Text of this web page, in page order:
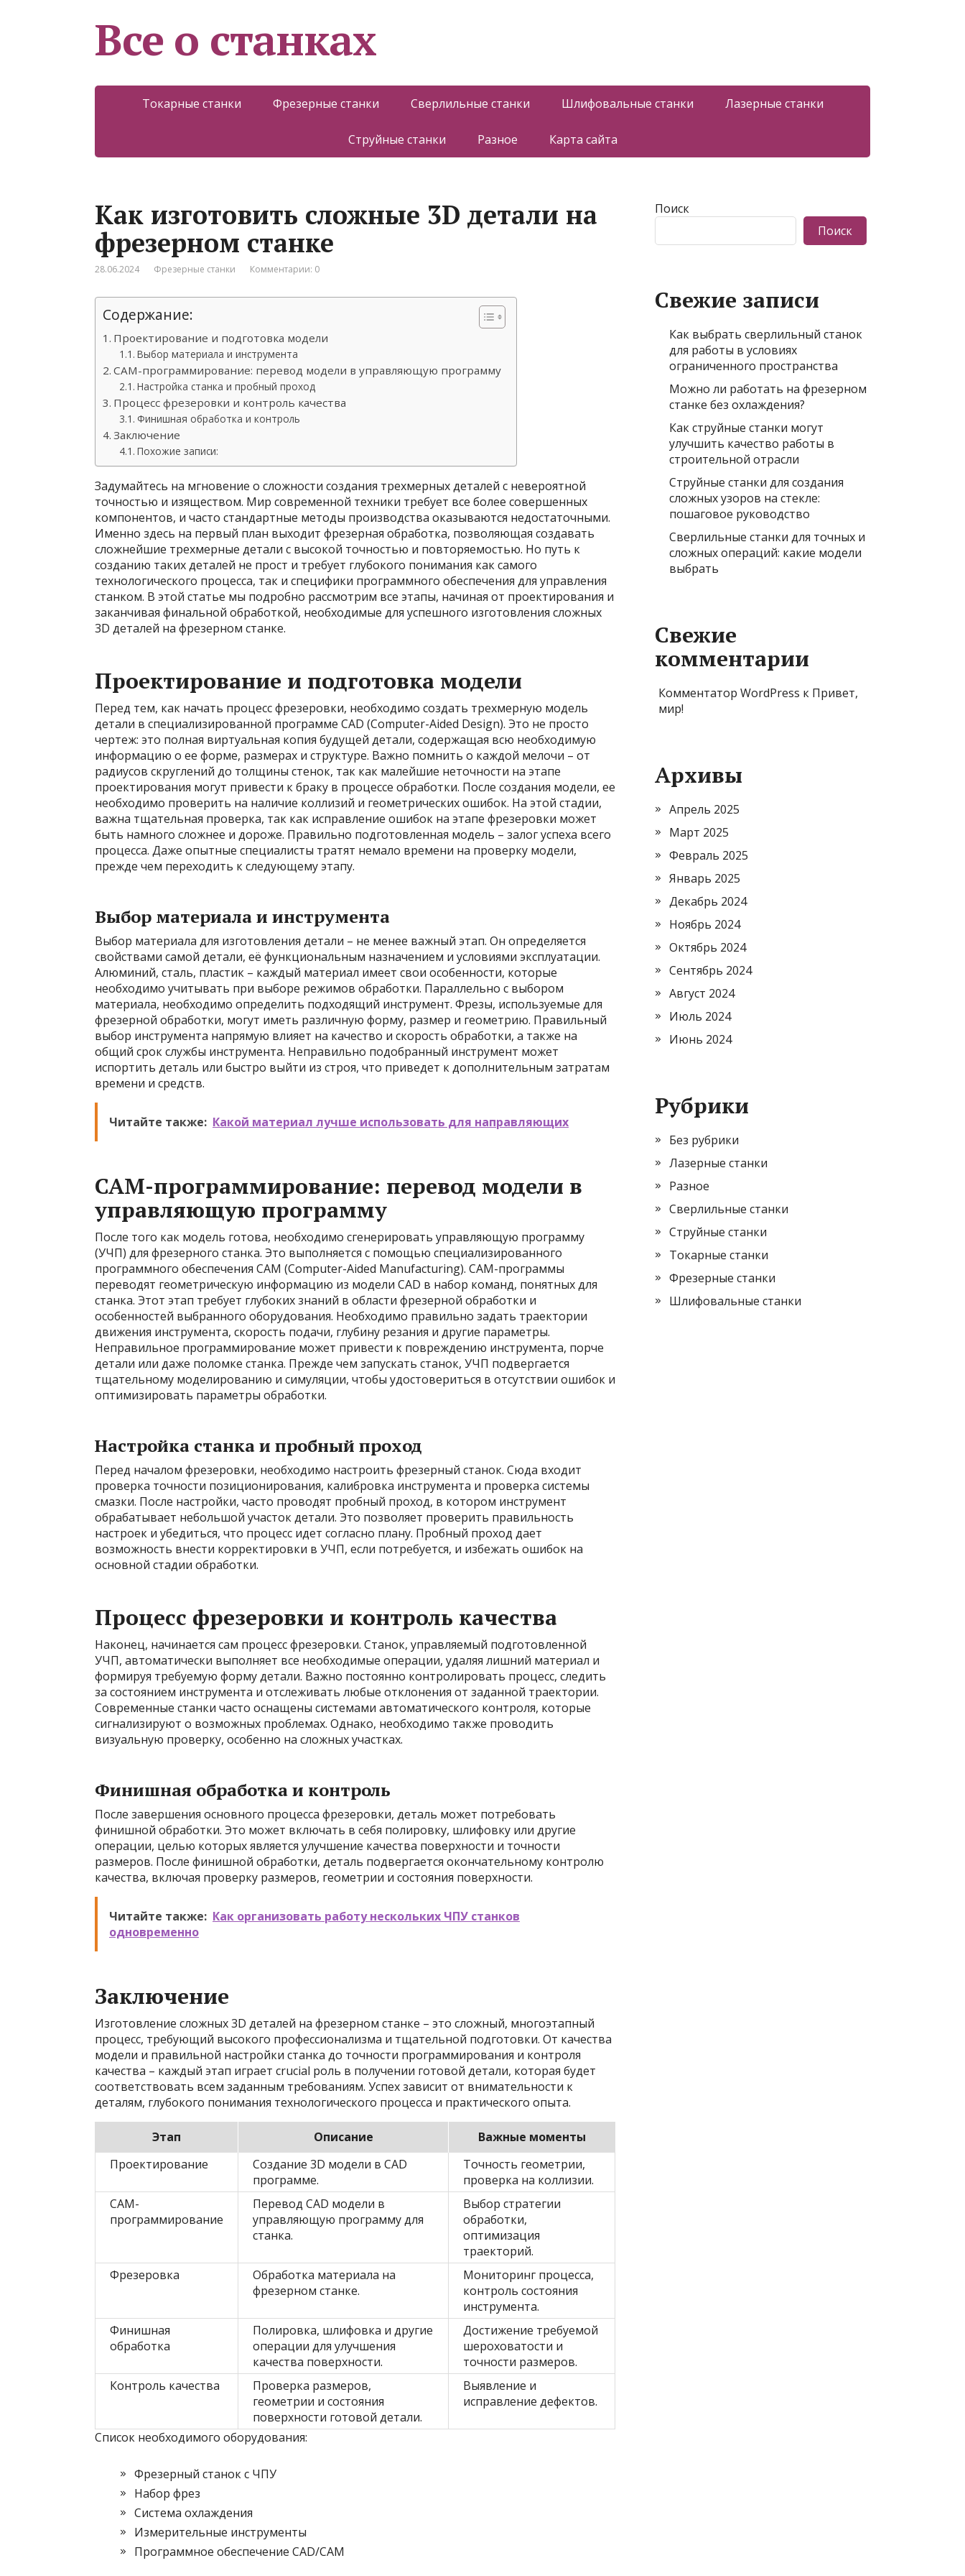
Все о станках
Токарные станки Фрезерные станки Сверлильные станки Шлифовальные станки Лазерные станки
Струйные станки Разное Карта сайта
Как изготовить сложные 3D детали на
фрезерном станке
28.06.2024 Фрезерные станки Комментарии: 0
Содержание:
Проектирование и подготовка модели
Выбор материала и инструмента
CAM-программирование: перевод модели в управляющую программу
Настройка станка и пробный проход
Процесс фрезеровки и контроль качества
Финишная обработка и контроль
Заключение
Похожие записи:
Задумайтесь на мгновение о сложности создания трехмерных деталей с невероятной
точностью и изяществом. Мир современной техники требует все более совершенных
компонентов, и часто стандартные методы производства оказываются недостаточными.
Именно здесь на первый план выходит фрезерная обработка, позволяющая создавать
сложнейшие трехмерные детали с высокой точностью и повторяемостью. Но путь к
созданию таких деталей не прост и требует глубокого понимания как самого
технологического процесса, так и специфики программного обеспечения для управления
станком. В этой статье мы подробно рассмотрим все этапы, начиная от проектирования и
заканчивая финальной обработкой, необходимые для успешного изготовления сложных
3D деталей на фрезерном станке.
Проектирование и подготовка модели
Перед тем, как начать процесс фрезеровки, необходимо создать трехмерную модель
детали в специализированной программе CAD (Computer-Aided Design). Это не просто
чертеж: это полная виртуальная копия будущей детали, содержащая всю необходимую
информацию о ее форме, размерах и структуре. Важно помнить о каждой мелочи – от
радиусов скруглений до толщины стенок, так как малейшие неточности на этапе
проектирования могут привести к браку в процессе обработки. После создания модели, ее
необходимо проверить на наличие коллизий и геометрических ошибок. На этой стадии,
важна тщательная проверка, так как исправление ошибок на этапе фрезеровки может
быть намного сложнее и дороже. Правильно подготовленная модель – залог успеха всего
процесса. Даже опытные специалисты тратят немало времени на проверку модели,
прежде чем переходить к следующему этапу.
Выбор материала и инструмента
Выбор материала для изготовления детали – не менее важный этап. Он определяется
свойствами самой детали, её функциональным назначением и условиями эксплуатации.
Алюминий, сталь, пластик – каждый материал имеет свои особенности, которые
необходимо учитывать при выборе режимов обработки. Параллельно с выбором
материала, необходимо определить подходящий инструмент. Фрезы, используемые для
фрезерной обработки, могут иметь различную форму, размер и геометрию. Правильный
выбор инструмента напрямую влияет на качество и скорость обработки, а также на
общий срок службы инструмента. Неправильно подобранный инструмент может
испортить деталь или быстро выйти из строя, что приведет к дополнительным затратам
времени и средств.
Читайте также: Какой материал лучше использовать для направляющих
CAM-программирование: перевод модели в
управляющую программу
После того как модель готова, необходимо сгенерировать управляющую программу
(УЧП) для фрезерного станка. Это выполняется с помощью специализированного
программного обеспечения CAM (Computer-Aided Manufacturing). CAM-программы
переводят геометрическую информацию из модели CAD в набор команд, понятных для
станка. Этот этап требует глубоких знаний в области фрезерной обработки и
особенностей выбранного оборудования. Необходимо правильно задать траектории
движения инструмента, скорость подачи, глубину резания и другие параметры.
Неправильное программирование может привести к повреждению инструмента, порче
детали или даже поломке станка. Прежде чем запускать станок, УЧП подвергается
тщательному моделированию и симуляции, чтобы удостовериться в отсутствии ошибок и
оптимизировать параметры обработки.
Настройка станка и пробный проход
Перед началом фрезеровки, необходимо настроить фрезерный станок. Сюда входит
проверка точности позиционирования, калибровка инструмента и проверка системы
смазки. После настройки, часто проводят пробный проход, в котором инструмент
обрабатывает небольшой участок детали. Это позволяет проверить правильность
настроек и убедиться, что процесс идет согласно плану. Пробный проход дает
возможность внести корректировки в УЧП, если потребуется, и избежать ошибок на
основной стадии обработки.
Процесс фрезеровки и контроль качества
Наконец, начинается сам процесс фрезеровки. Станок, управляемый подготовленной
УЧП, автоматически выполняет все необходимые операции, удаляя лишний материал и
формируя требуемую форму детали. Важно постоянно контролировать процесс, следить
за состоянием инструмента и отслеживать любые отклонения от заданной траектории.
Современные станки часто оснащены системами автоматического контроля, которые
сигнализируют о возможных проблемах. Однако, необходимо также проводить
визуальную проверку, особенно на сложных участках.
Финишная обработка и контроль
После завершения основного процесса фрезеровки, деталь может потребовать
финишной обработки. Это может включать в себя полировку, шлифовку или другие
операции, целью которых является улучшение качества поверхности и точности
размеров. После финишной обработки, деталь подвергается окончательному контролю
качества, включая проверку размеров, геометрии и состояния поверхности.
Читайте также: Как организовать работу нескольких ЧПУ станков
одновременно
Заключение
Изготовление сложных 3D деталей на фрезерном станке – это сложный, многоэтапный
процесс, требующий высокого профессионализма и тщательной подготовки. От качества
модели и правильной настройки станка до точности программирования и контроля
качества – каждый этап играет crucial роль в получении готовой детали, которая будет
соответствовать всем заданным требованиям. Успех зависит от внимательности к
деталям, глубокого понимания технологического процесса и практического опыта.
Этап Описание
Важные моменты
Проектирование
Создание 3D модели в CAD
программе.
Точность геометрии,
проверка на коллизии.
CAM-
программирование
Перевод CAD модели в
управляющую программу для
станка.
Выбор стратегии
обработки,
оптимизация
траекторий.
Фрезеровка
Обработка материала на
фрезерном станке.
Мониторинг процесса,
контроль состояния
инструмента.
Финишная
обработка
Полировка, шлифовка и другие
операции для улучшения
качества поверхности.
Достижение требуемой
шероховатости и
точности размеров.
Контроль качества
Проверка размеров,
геометрии и состояния
поверхности готовой детали.
Выявление и
исправление дефектов.
Список необходимого оборудования:
Фрезерный станок с ЧПУ
Набор фрез
Система охлаждения
Измерительные инструменты
Программное обеспечение CAD/CAM
Поиск
Поиск
Свежие записи
Как выбрать сверлильный станок
для работы в условиях
ограниченного пространства
Можно ли работать на фрезерном
станке без охлаждения?
Как струйные станки могут
улучшить качество работы в
строительной отрасли
Струйные станки для создания
сложных узоров на стекле:
пошаговое руководство
Сверлильные станки для точных и
сложных операций: какие модели
выбрать
Свежие
комментарии
Комментатор WordPress к Привет,
мир!
Архивы
Апрель 2025
Март 2025
Февраль 2025
Январь 2025
Декабрь 2024
Ноябрь 2024
Октябрь 2024
Сентябрь 2024
Август 2024
Июль 2024
Июнь 2024
Рубрики
Без рубрики
Лазерные станки
Разное
Сверлильные станки
Струйные станки
Токарные станки
Фрезерные станки
Шлифовальные станки